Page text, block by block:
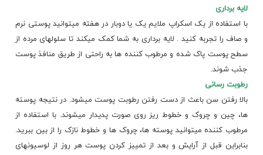
لایه برداری
با استفاده از یک اسکراپ ملایم یک یا دوبار در هفته میتوانید پوستی نرم
و صاف را تجربه کنید . لایه برداری به شما کمک میکند تا سلولهای مرده از
سطح پوست پاک شده و مرطوب کننده ها به راحتی از طریق منافذ پوست
جذب شوند.
رطوبت رسانی
بالا رفتن سن باعث از دست رفتن رطوبت پوست میشود. در نتیجه پوسته
ها، چین و چروک و خطوط ریز روی صورت پدیدار میشوند. با استفاده از
مرطوب کننده میتوانید پوسته ها، چروک ها و خطوط نازک را از بین ببرید.
بنابراین قبل از آرایش و بعد از تمییز کردن پوست هر روز از لوسیونهای